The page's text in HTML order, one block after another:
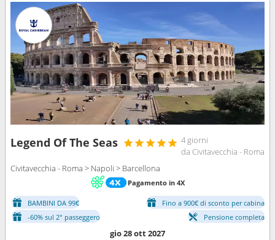
Legend Of The Seas
4 giorni
da Civitavecchia - Roma
Civitavecchia - Roma > Napoli > Barcellona
Pagamento in 4X
BAMBINI DA 99€
Fino a 900€ di sconto per cabina
-60% sul 2° passeggero
Pensione completa
gio 28 ott 2027